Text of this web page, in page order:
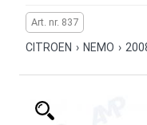
Art. nr. 837
CITROEN › NEMO ›